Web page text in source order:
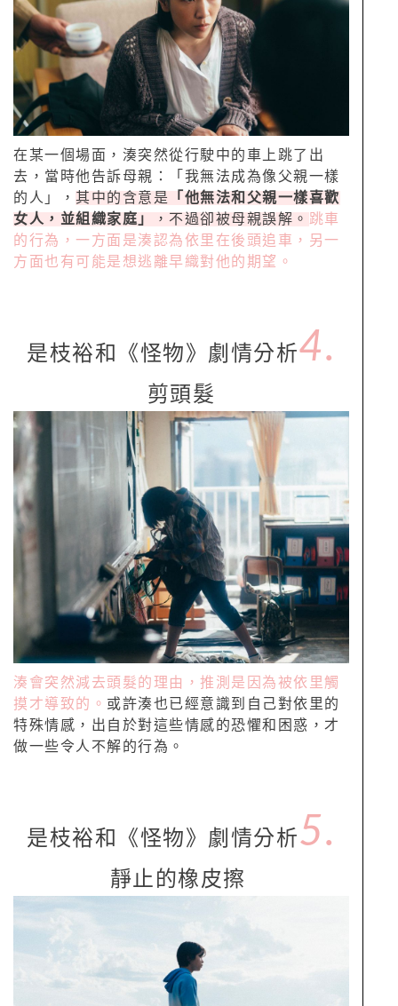
在某一個場面，湊突然從行駛中的車上跳了出
去，當時他告訴母親：「我無法成為像父親一樣
的人」， 其中的含意是
「他無法和父親一樣喜歡
女人，並組織家庭」
，不過卻被母親誤解。 跳車
的行為，一方面是湊認為依里在後頭追車，另一
方面也有可能是想逃離早織對他的期望。
是枝裕和《怪物》劇情分析4.
剪頭髮
湊會突然減去頭髮的理由，推測是因為被依里觸
摸才導致的。 或許湊也已經意識到自己對依里的
特殊情感，出自於對這些情感的恐懼和困惑，才
做一些令人不解的行為。
是枝裕和《怪物》劇情分析5.
靜止的橡皮擦